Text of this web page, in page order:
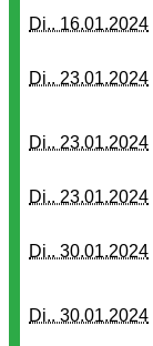
Di.. 16.01.2024
Di.. 23.01.2024
Di.. 23.01.2024
Di.. 23.01.2024
Di.. 30.01.2024
Di.. 30.01.2024